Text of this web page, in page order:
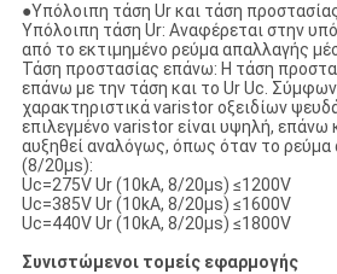
●Υπόλοιπη τάση Ur και τάση
Υπόλοιπη τάση Ur: Αναφέρεται στην
από το εκτιμημένο ρεύμα απαλλαγής
Τάση προστασίας επάνω: Η τάση
επάνω με την τάση και το Ur Uc.
χαρακτηριστικά varistor οξειδίων
επιλεγμένο varistor είναι υψηλή, επάνω
αυξηθεί αναλόγως, όπως όταν το ρεύμα
(8/20μs):
Uc=275V Ur (10kA, 8/20μs) ≤1200V
Uc=385V Ur (10kA, 8/20μs) ≤1600V
Uc=440V Ur (10kA, 8/20μs) ≤1800V
Συνιστώμενοι τομείς εφαρμογής